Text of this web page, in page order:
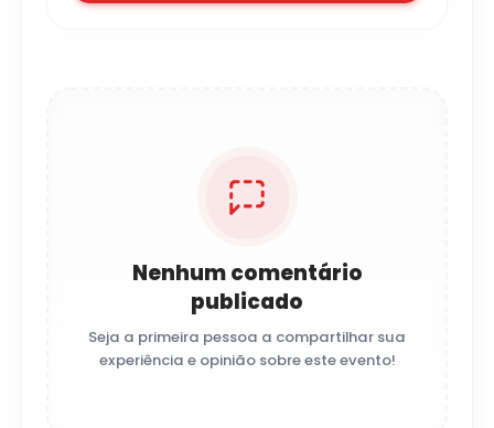
Nenhum comentário
publicado
Seja a primeira pessoa a compartilhar sua
experiência e opinião sobre este evento!